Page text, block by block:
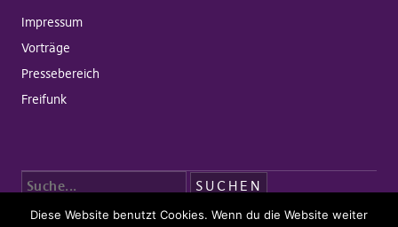
Impressum
Vorträge
Pressebereich
Freifunk
Copyright © 2026 Piratenpartei Neu-Ulm
Diese Website benutzt Cookies. Wenn du die Website weiter